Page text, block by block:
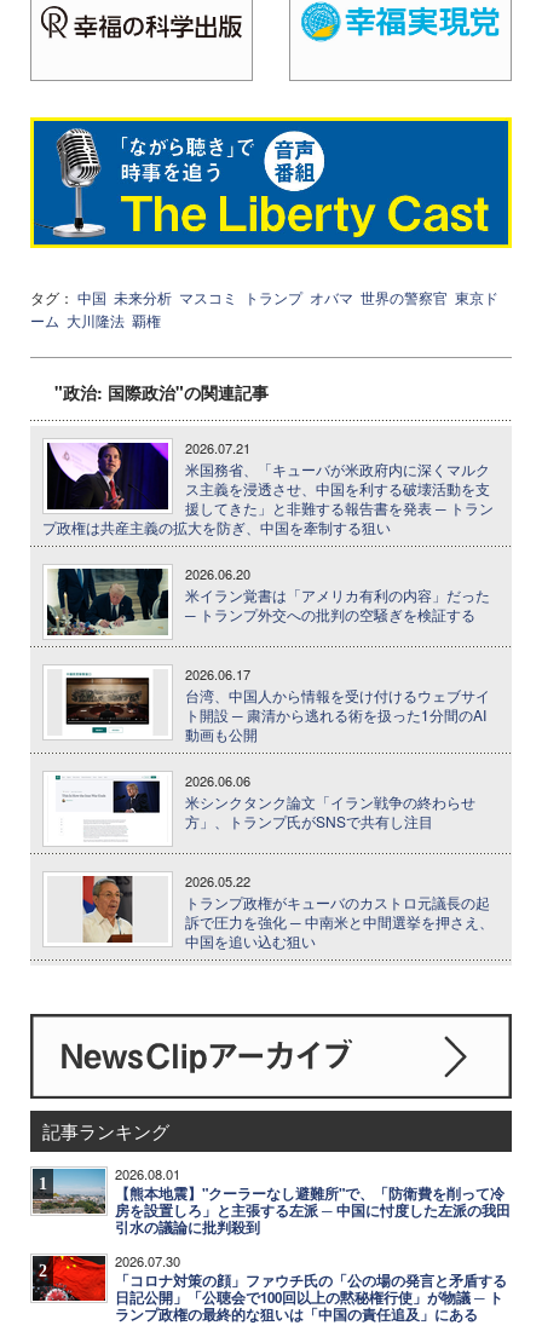
タグ： 中国 未来分析 マスコミ トランプ オバマ 世界の警察官 東京ド
ーム 大川隆法 覇権
"政治: 国際政治"の関連記事
2026.07.21
米国務省、「キューバが米政府内に深くマルク
ス主義を浸透させ、中国を利する破壊活動を支
援してきた」と非難する報告書を発表 ─ トラン
プ政権は共産主義の拡大を防ぎ、中国を牽制する狙い
2026.06.20
米イラン覚書は「アメリカ有利の内容」だった
─ トランプ外交への批判の空騒ぎを検証する
2026.06.17
台湾、中国人から情報を受け付けるウェブサイ
ト開設 ─ 粛清から逃れる術を扱った1分間のAI
動画も公開
2026.06.06
米シンクタンク論文「イラン戦争の終わらせ
方」、トランプ氏がSNSで共有し注目
2026.05.22
トランプ政権がキューバのカストロ元議長の起
訴で圧力を強化 ─ 中南米と中間選挙を押さえ、
中国を追い込む狙い
記事ランキング
1 2026.08.01
【熊本地震】"クーラーなし避難所"で、「防衛費を削って冷
房を設置しろ」と主張する左派 ─ 中国に忖度した左派の我田
引水の議論に批判殺到
2 2026.07.30
「コロナ対策の顔」ファウチ氏の「公の場の発言と矛盾する
日記公開」「公聴会で100回以上の黙秘権行使」が物議 ─ ト
ランプ政権の最終的な狙いは「中国の責任追及」にある